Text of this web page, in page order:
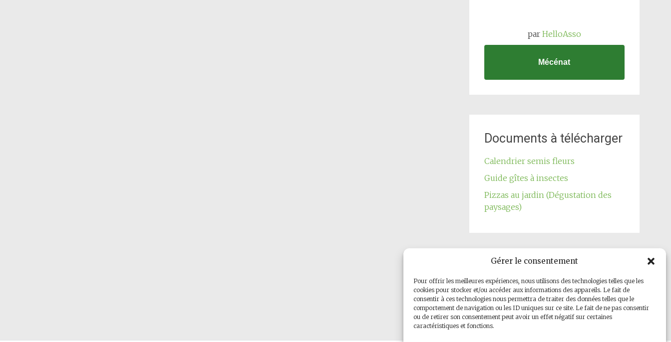
Gérer le consentement
Pour offrir les meilleures expériences, nous utilisons des technologies telles que les
cookies pour stocker et/ou accéder aux informations des appareils. Le fait de
consentir à ces technologies nous permettra de traiter des données telles que le
comportement de navigation ou les ID uniques sur ce site. Le fait de ne pas consentir
ou de retirer son consentement peut avoir un effet négatif sur certaines
caractéristiques et fonctions.
par HelloAsso
Mécénat
Documents à télécharger
Calendrier semis fleurs
Guide gîtes à insectes
Pizzas au jardin (Dégustation des
paysages)
Notre page Facebook